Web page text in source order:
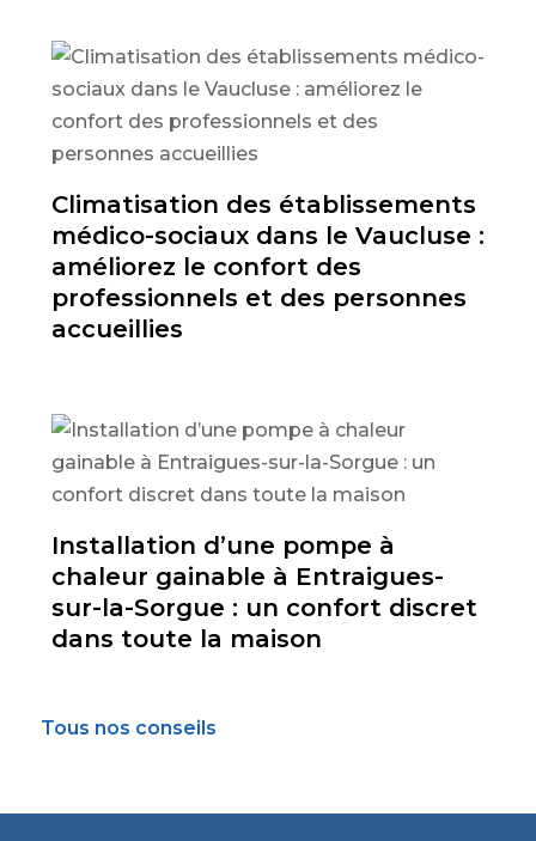
Climatisation des établissements
médico-sociaux dans le Vaucluse :
améliorez le confort des
professionnels et des personnes
accueillies
Installation d’une pompe à
chaleur gainable à Entraigues-
sur-la-Sorgue : un confort discret
dans toute la maison
Tous nos conseils